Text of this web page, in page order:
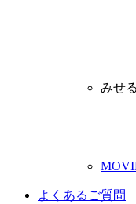
みせる
よくあるご質問